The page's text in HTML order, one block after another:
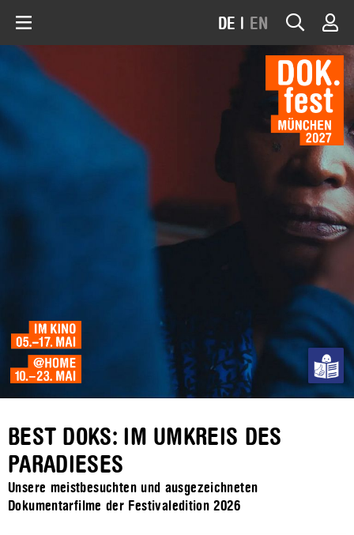
DE | EN
BEST DOKS: IM UMKREIS DES
PARADIESES
Unsere meistbesuchten und ausgezeichneten
Dokumentarfilme der Festivaledition 2026